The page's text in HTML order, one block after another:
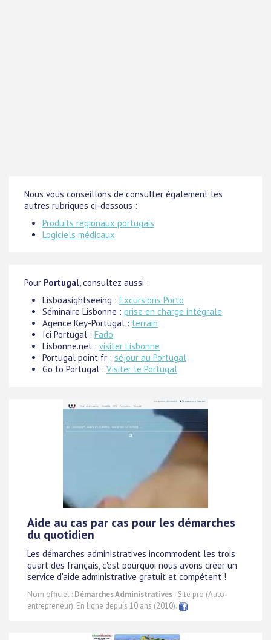
Nous vous conseillons de consulter également les
autres rubriques ci-dessous :
Produits régionaux portugais
Logiciels médicaux
Pour Portugal, consultez aussi :
Lisboasightseeing : Excursions Porto
Séminaire Lisbonne : prise en charge intégrale
Agence Key-Portugal : terrain
Ici Portugal : Fado
Lisbonne.net : visiter Lisbonne
Portugal point fr : séjour au Portugal
Go to Portugal : Visiter le Portugal
Aide au cas par cas pour les démarches
du quotidien
Les démarches administratives incommodent les trois
quart des français, c'est pourquoi nous avons créer un
service d'aide administrative gratuit et compétent !
Nom officiel : Démarches Administratives- Site pro (Auto-
entrepreneur). En ligne depuis 10 ans (2010).